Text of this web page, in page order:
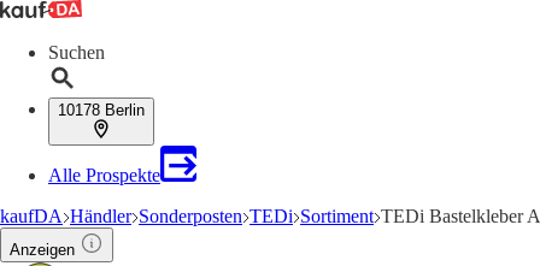
Suchen
10178 Berlin
Alle Prospekte
kaufDA Händler Sonderposten TEDi Sortiment TEDi Bastelkleber
Anzeigen